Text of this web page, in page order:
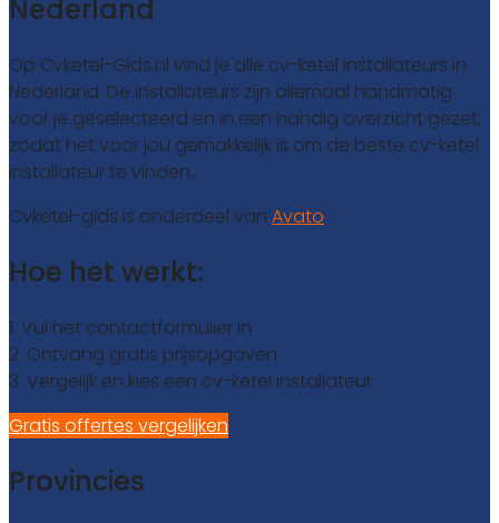
Nederland
Op Cvketel-Gids.nl vind je alle cv-ketel installateurs in
Nederland. De installateurs zijn allemaal handmatig
voor je geselecteerd en in een handig overzicht gezet,
zodat het voor jou gemakkelijk is om de beste cv-ketel
installateur te vinden.
Cvketel-gids is onderdeel van Avato
Hoe het werkt:
1. Vul het contactformulier in
2. Ontvang gratis prijsopgaven
3. Vergelijk en kies een cv-ketel installateur
Gratis offertes vergelijken
Provincies